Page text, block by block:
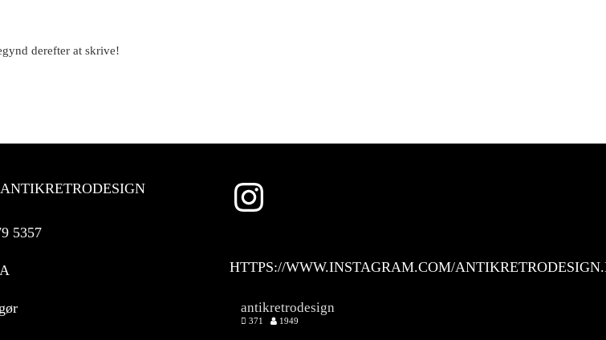
derefter at skrive!
5357
HTTPS://WWW.INSTAGRAM.COM/
antikretrodesign
371 1949